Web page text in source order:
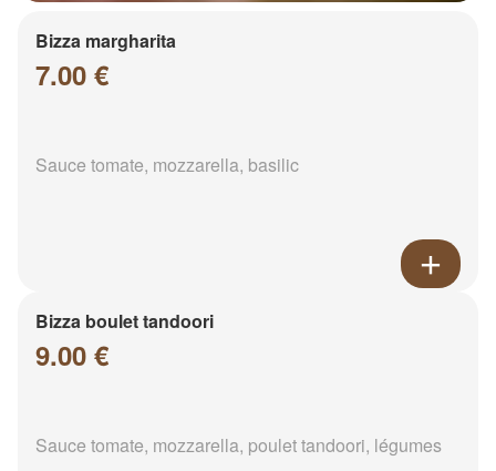
Bizza margharita
7.00 €
Sauce tomate, mozzarella, basilic
Bizza boulet tandoori
9.00 €
Sauce tomate, mozzarella, poulet tandoori, légumes